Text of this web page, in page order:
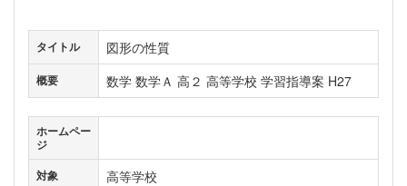
タイトル 図形の性質
概要 数学 数学Ａ 高２ 高等学校 学習指導案 H27
ホームペー
ジ
対象
高等学校